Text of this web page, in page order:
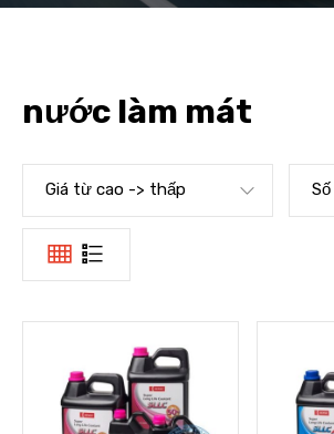
nước làm mát
Giá từ cao -> thấp